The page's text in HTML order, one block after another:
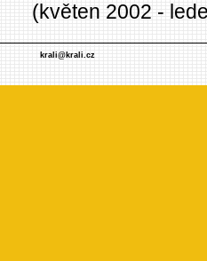
(květen 2002 -
krali@krali.cz